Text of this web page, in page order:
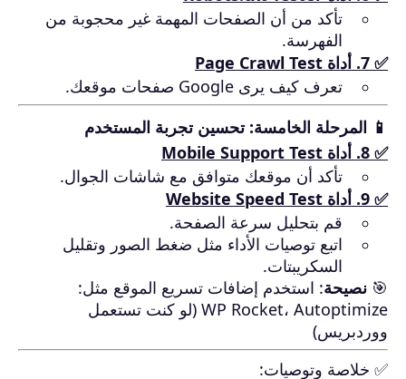
تأكد من أن الصفحات المهمة غير محجوبة من
الفهرسة.
✅ 7. أداة
Page Crawl Test
تعرف كيف يرى Google صفحات موقعك.
📱 المرحلة الخامسة: تحسين تجربة المستخدم
✅ 8. أداة
Mobile Support Test
تأكد أن موقعك متوافق مع شاشات الجوال.
✅ 9. أداة
Website Speed Test
قم بتحليل سرعة الصفحة.
اتبع توصيات الأداء مثل ضغط الصور وتقليل
السكريبتات.
🎯 نصيحة: استخدم إضافات تسريع الموقع مثل:
WP Rocket، Autoptimize (لو كنت تستعمل
ووردبريس)
✅ خلاصة وتوصيات: